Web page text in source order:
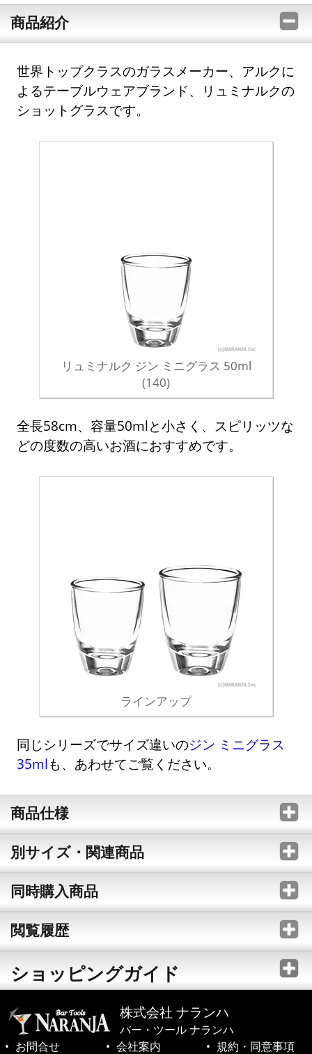
商品紹介
世界トップクラスのガラスメーカー、アルクに
よるテーブルウェアブランド、リュミナルクの
ショットグラスです。
リュミナルク ジン ミニグラス 50ml
(140)
全長58cm、容量50mlと小さく、スピリッツな
どの度数の高いお酒におすすめです。
ラインアップ
同じシリーズでサイズ違いのジン ミニグラス
35mlも、あわせてご覧ください。
商品仕様
別サイズ・関連商品
同時購入商品
閲覧履歴
ショッピングガイド
株式会社 ナランハ
バー・ツール ナランハ
お問合せ
会社案内 規約・同意事項